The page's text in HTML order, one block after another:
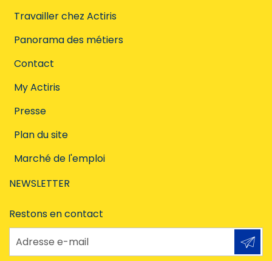
Travailler chez Actiris
Panorama des métiers
Contact
My Actiris
Presse
Plan du site
Marché de l'emploi
NEWSLETTER
Restons en contact
Adresse e-mail